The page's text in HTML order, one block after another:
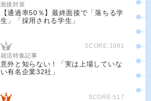
面接対策
【通過率50％】最終面接で「落ちる学
生」「採用される学生」
SCORE:1091
就活特集記事
意外と知らない！「実は上場していな
い有名企業32社」
SCORE:517